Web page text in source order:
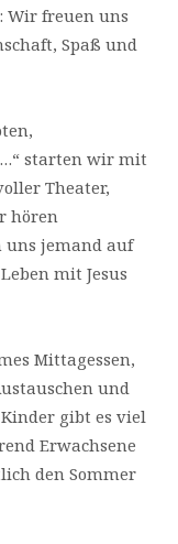
Wir freuen uns
Spaß und
starten wir mit
Theater,
hören
uns jemand auf
mit Jesus
Mittagessen,
und
gibt es viel
Erwachsene
den Sommer